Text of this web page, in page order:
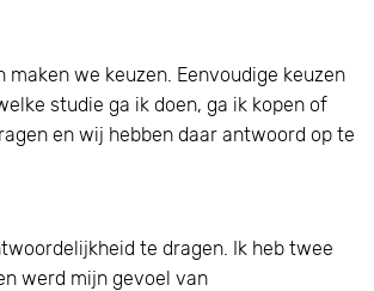
we keuzen. Eenvoudige keuzen
studie ga ik doen, ga ik kopen of
en wij hebben daar antwoord op te
te dragen. Ik heb twee
werd mijn gevoel van